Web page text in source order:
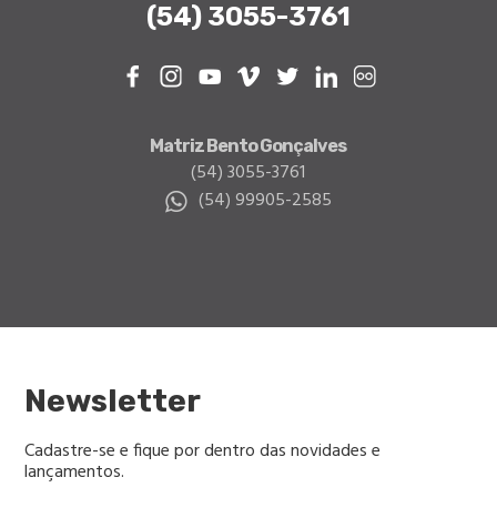
(54) 3055-3761
Facebook Instagram Youtube Vimeo Twitter Linkedin
Matriz Bento Gonçalves
(54) 3055-3761
(54) 99905-2585
Newsletter
Cadastre-se e fique por dentro das novidades e
lançamentos.